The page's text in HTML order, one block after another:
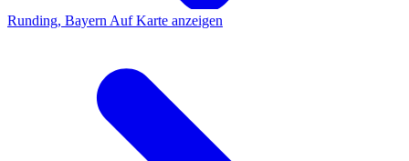
Runding, Bayern Auf Karte anzeigen